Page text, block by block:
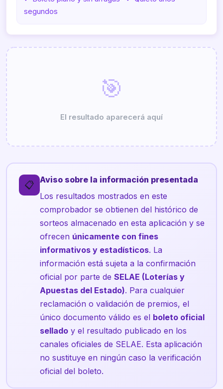
segundos
🎯
El resultado aparecerá aquí
📋 Aviso sobre la información presentada
Los resultados mostrados en este
comprobador se obtienen del histórico de
sorteos almacenado en esta aplicación y se
ofrecen únicamente con fines
informativos y estadísticos. La
información está sujeta a la confirmación
oficial por parte de SELAE (Loterías y
Apuestas del Estado). Para cualquier
reclamación o validación de premios, el
único documento válido es el boleto oficial
selladoy el resultado publicado en los
canales oficiales de SELAE. Esta aplicación
no sustituye en ningún caso la verificación
oficial del boleto.